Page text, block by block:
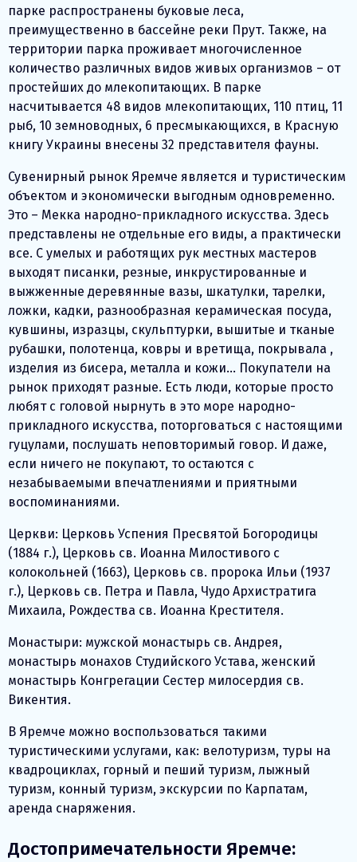
парке распространены буковые леса,
преимущественно в бассейне реки Прут. Также, на
территории парка проживает многочисленное
количество различных видов живых организмов – от
простейших до млекопитающих. В парке
насчитывается 48 видов млекопитающих, 110 птиц, 11
рыб, 10 земноводных, 6 пресмыкающихся, в Красную
книгу Украины внесены 32 представителя фауны.
Сувенирный рынок Яремче является и туристическим
объектом и экономически выгодным одновременно.
Это – Мекка народно-прикладного искусства. Здесь
представлены не отдельные его виды, а практически
все. С умелых и работящих рук местных мастеров
выходят писанки, резные, инкрустированные и
выжженные деревянные вазы, шкатулки, тарелки,
ложки, кадки, разнообразная керамическая посуда,
кувшины, изразцы, скульптурки, вышитые и тканые
рубашки, полотенца, ковры и вретища, покрывала ,
изделия из бисера, металла и кожи… Покупатели на
рынок приходят разные. Есть люди, которые просто
любят с головой нырнуть в это море народно-
прикладного искусства, поторговаться с настоящими
гуцулами, послушать неповторимый говор. И даже,
если ничего не покупают, то остаются с
незабываемыми впечатлениями и приятными
воспоминаниями.
Церкви: Церковь Успения Пресвятой Богородицы
(1884 г.), Церковь св. Иоанна Милостивого с
колокольней (1663), Церковь св. пророка Ильи (1937
г.), Церковь св. Петра и Павла, Чудо Архистратига
Михаила, Рождества св. Иоанна Крестителя.
Монастыри: мужской монастырь св. Андрея,
монастырь монахов Студийского Устава, женский
монастырь Конгрегации Сестер милосердия св.
Викентия.
В Яремче можно воспользоваться такими
туристическими услугами, как: велотуризм, туры на
квадроциклах, горный и пеший туризм, лыжный
туризм, конный туризм, экскурсии по Карпатам,
аренда снаряжения.
Достопримечательности Яремче: